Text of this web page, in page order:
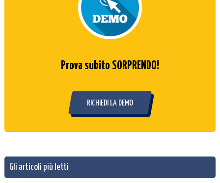
Prova subito SORPRENDO!
RICHIEDI LA DEMO
Gli articoli più letti